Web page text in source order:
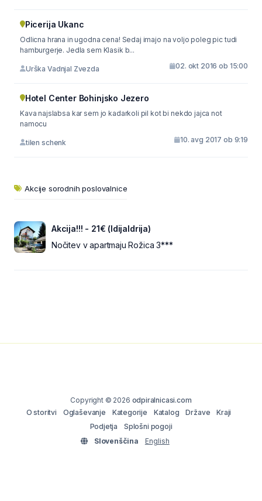
Picerija Ukanc
Odlicna hrana in ugodna cena! Sedaj imajo na voljo poleg pic tudi
hamburgerje. Jedla sem Klasik b...
Urška Vadnjal Zvezda 02. okt 2016 ob 15:00
Hotel Center Bohinjsko Jezero
Kava najslabsa kar sem jo kadarkoli pil kot bi nekdo jajca not
namocu
tilen schenk 10. avg 2017 ob 9:19
Akcije sorodnih poslovalnice
Akcija!!! - 21€ (IdijaIdrija)
Nočitev v apartmaju Rožica 3***
Copyright © 2026 odpiralnicasi.com
O storitvi
Oglaševanje Kategorije Katalog Države
Kraji
Podjetja
Splošni pogoji
Slovenščina
English